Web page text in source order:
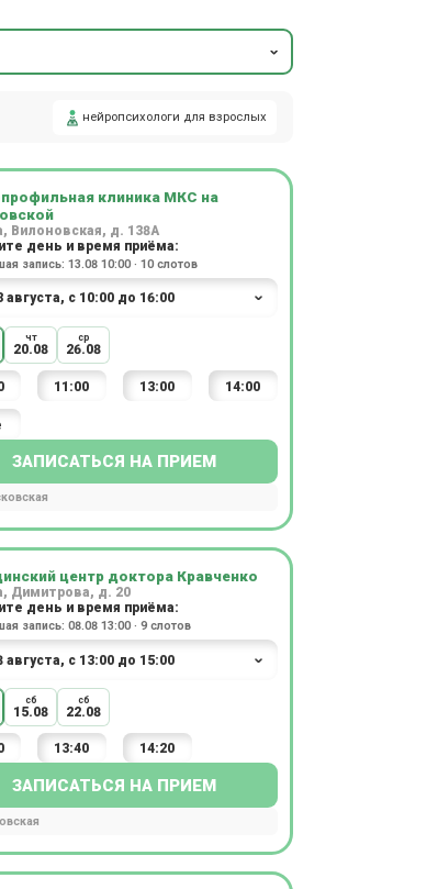
нейропсихологи для взрослых
клиника МКС на
Вилоновская, д. 138А
день и время приёма:
запись: 13.08 10:00 · 10 слотов
чт
20.08
ср
26.08
11:00 13:00 14:00
ЗАПИСАТЬСЯ НА ПРИЕМ
центр доктора Кравченко
Димитрова, д. 20
день и время приёма:
запись: 08.08 13:00 · 9 слотов
сб
15.08
сб
22.08
13:40 14:20
ЗАПИСАТЬСЯ НА ПРИЕМ